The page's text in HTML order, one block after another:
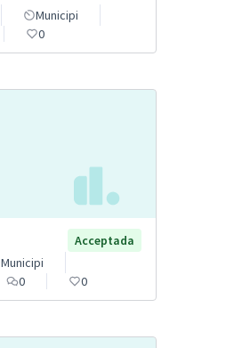
Municipi
0
Acceptada
Municipi
0 0